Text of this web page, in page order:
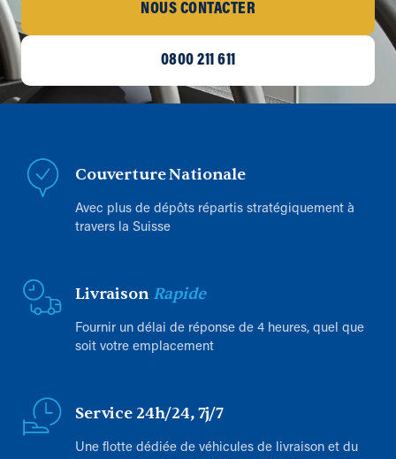
NOUS CONTACTER
0800 211 611
Couverture Nationale
Avec plus de dépôts répartis stratégiquement à
travers la Suisse
Livraison Rapide
Fournir un délai de réponse de 4 heures, quel que
soit votre emplacement
Service 24h/24, 7j/7
Une flotte dédiée de véhicules de livraison et du